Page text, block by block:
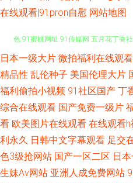
在线观看|91pron自慰 网站地图
亚洲精品成人国产 91在线观看狼友
色 91蜜桃网址 91传媒网 五月花丁香
国产电影免费在线观看 91福利导航视
涩国一产精品久久 av福利入口 91变
日本一级大片 微拍福利在线观看
精品性 乱伦种子 美国伦理大片
福利偷拍小视频 91社区国产 丁
综合在线观看 国产免费一级片
看 欧美图片在线观看 在线观看h
利永久 日韩中文字幕观看 足交
色3级抢网站 国产一区二区 日
生妹Av网站 亚洲人成免费网站